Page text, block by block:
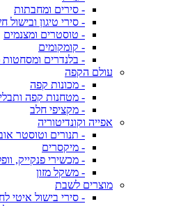
- סירים ומחבתות
- סירי טיגון ובישול
- טוסטרים ומצנמים
- קומקומים
- בלנדרים ומסחטות
עולם הקפה
- מכונות קפה
- מטחנות קפה
- מקציפי חלב
אפייה וקונדיטוריה
- תנורים וטוסטר
- מיקסרים
- מכשירי פנקייק,
- משקל מזון
מוצרים לשבת
- סירי בישול איטי